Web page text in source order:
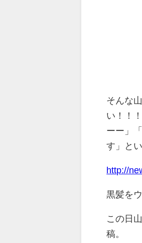
そんな
い！！
ーー」
す」と
http://
黒髪を
この日
稿。